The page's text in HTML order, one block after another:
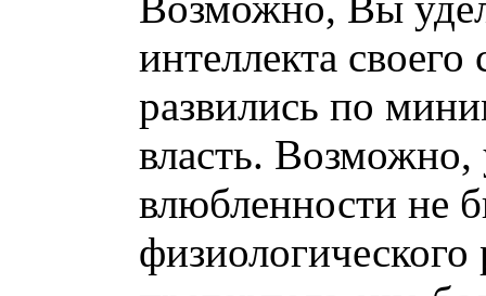
интеллекта
развились по
власть.
влюбленности не